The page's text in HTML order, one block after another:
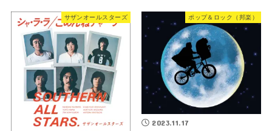
サザンオールスターズ ポップ＆ロック（邦楽）
2023.11.17